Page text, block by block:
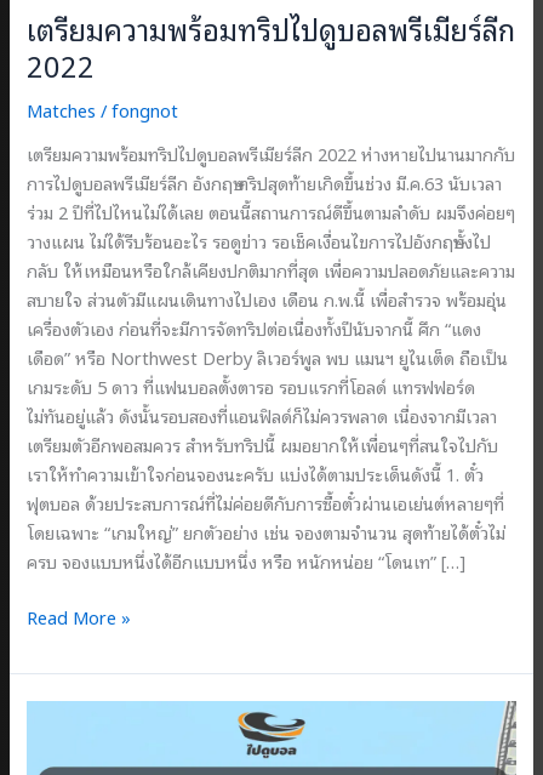
เตรียมความพร้อมทริปไปดูบอลพรีเมียร์ลีก
2022
Matches /fongnot
เตรียมความพร้อมทริปไปดูบอลพรีเมียร์ลีก 2022 ห่างหายไปนานมากกับ
การไปดูบอลพรีเมียร์ลีก อังกฤษ ทริปสุดท้ายเกิดขึ้นช่วง มี.ค.63 นับเวลา
ร่วม 2 ปีที่ไปไหนไม่ได้เลย ตอนนี้สถานการณ์ดีขึ้นตามลำดับ ผมจึงค่อยๆ
วางแผน ไม่ได้รีบร้อนอะไร รอดูข่าว รอเช็คเงื่อนไขการไปอังกฤษทั้งไป
กลับ ให้เหมือนหรือใกล้เคียงปกติมากที่สุด เพื่อความปลอดภัยและความ
สบายใจ ส่วนตัวมีแผนเดินทางไปเอง เดือน ก.พ.นี้ เพื่อสำรวจ พร้อมอุ่น
เครื่องตัวเอง ก่อนที่จะมีการจัดทริปต่อเนื่องทั้งปีนับจากนี้ ศึก “แดง
เดือด” หรือ Northwest Derby ลิเวอร์พูล พบ แมนฯ ยูไนเต็ด ถือเป็น
เกมระดับ 5 ดาว ที่แฟนบอลตั้งตารอ รอบแรกที่โอลด์ แทรฟฟอร์ด
ไม่ทันอยู่แล้ว ดังนั้นรอบสองที่แอนฟิลด์ก็ไม่ควรพลาด เนื่องจากมีเวลา
เตรียมตัวอีกพอสมควร สำหรับทริปนี้ ผมอยากให้เพื่อนๆที่สนใจไปกับ
เราให้ทำความเข้าใจก่อนจองนะครับ แบ่งได้ตามประเด็นดังนี้ 1. ตั๋ว
ฟุตบอล ด้วยประสบการณ์ที่ไม่ค่อยดีกับการซื้อตั๋วผ่านเอเย่นต์หลายๆที่
โดยเฉพาะ “เกมใหญ่” ยกตัวอย่าง เช่น จองตามจำนวน สุดท้ายได้ตั๋วไม่
ครบ จองแบบหนึ่งได้อีกแบบหนึ่ง หรือ หนักหน่อย “โดนเท” […]
เตรียม
พร้อม
ทริป
Read More »